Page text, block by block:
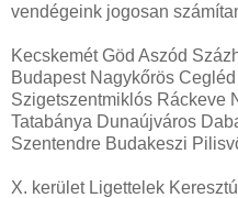
vendégeink jogosan
Kecskemét Göd Aszód
Budapest Nagykőrös
Szigetszentmiklós Ráckeve
Tatabánya Dunaújváros
Szentendre Budakeszi
X. kerület Ligettelek